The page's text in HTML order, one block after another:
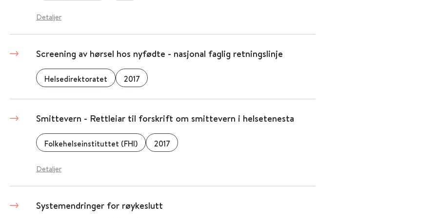
Detaljer
Screening av hørsel hos nyfødte - nasjonal faglig retningslinje
Helsedirektoratet 2017
Smittevern - Rettleiar til forskrift om smittevern i helsetenesta
Folkehelseinstituttet (FHI) 2017
Detaljer
Systemendringer for røykeslutt